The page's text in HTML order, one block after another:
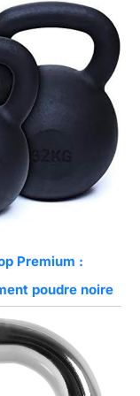
Premium :
poudre noire